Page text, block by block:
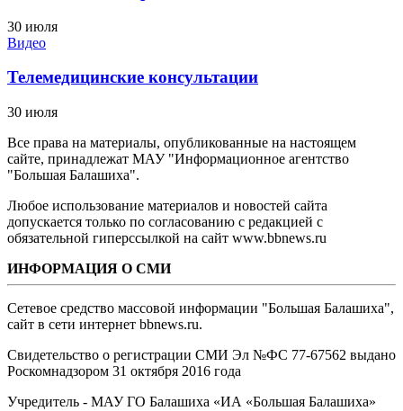
30 июля
Видео
Телемедицинские консультации
30 июля
Все права на материалы, опубликованные на настоящем
сайте, принадлежат МАУ "Информационное агентство
"Большая Балашиха".
Любое использование материалов и новостей сайта
допускается только по согласованию с редакцией с
обязательной гиперссылкой на сайт www.bbnews.ru
ИНФОРМАЦИЯ О СМИ
Сетевое средство массовой информации "Большая Балашиха",
сайт в сети интернет bbnews.ru.
Свидетельство о регистрации СМИ Эл №ФС ‎77-67562 выдано
Роскомнадзором 31 октября 2016 года
Учредитель - МАУ ГО Балашиха «ИА «Большая Балашиха»